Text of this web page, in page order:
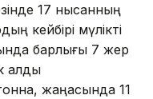
17 нысанның
кейбірі мүлікті
барлығы 7 жер
қалдық
жаңасында 11